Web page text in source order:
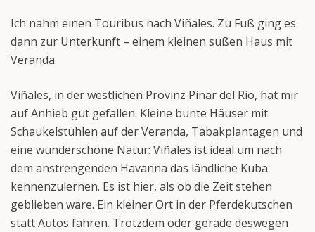
Ich nahm einen Touribus nach Viñales. Zu Fuß ging es
dann zur Unterkunft – einem kleinen süßen Haus mit
Veranda.
Viñales, in der westlichen Provinz Pinar del Rio, hat mir
auf Anhieb gut gefallen. Kleine bunte Häuser mit
Schaukelstühlen auf der Veranda, Tabakplantagen und
eine wunderschöne Natur: Viñales ist ideal um nach
dem anstrengenden Havanna das ländliche Kuba
kennenzulernen. Es ist hier, als ob die Zeit stehen
geblieben wäre. Ein kleiner Ort in der Pferdekutschen
statt Autos fahren. Trotzdem oder gerade deswegen